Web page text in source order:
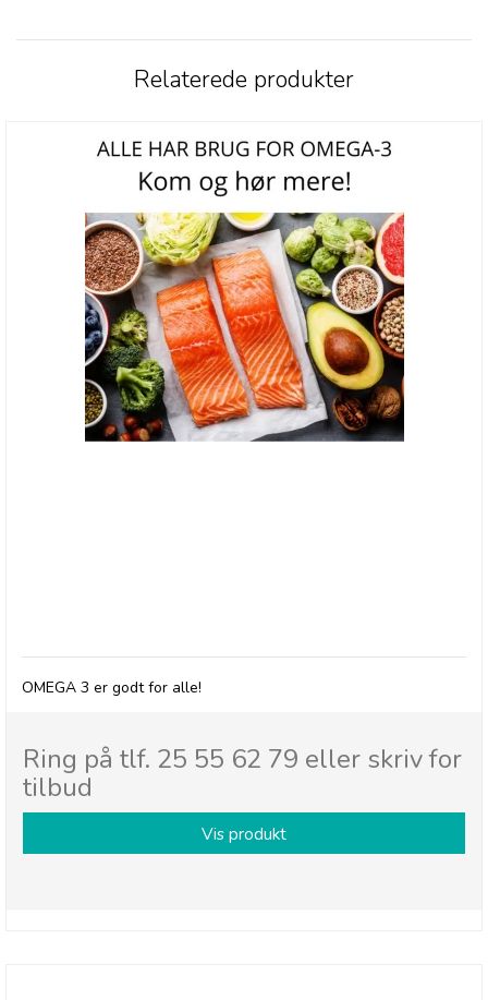
Relaterede produkter
OMEGA 3 er godt for alle!
Ring på tlf. 25 55 62 79 eller skriv for
tilbud
Vis produkt